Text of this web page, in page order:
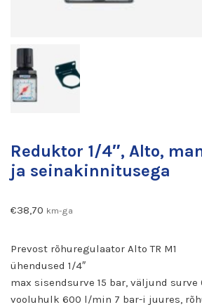
Reduktor 1/4″, Alto,
ja seinakinnitusega
€38,70 km-ga
Prevost rõhuregulaator Alto TR M1
ühendused 1/4″
max sisendsurve 15 bar, väljund surve
vooluhulk 600 l/min 7 bar-i juures,